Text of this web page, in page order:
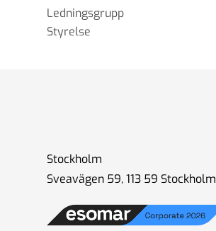
Ledningsgrupp
Styrelse
Stockholm
Sveavägen 59, 113 59 Stockholm